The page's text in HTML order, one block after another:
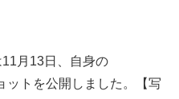
月13日、自身の
ットを公開しました。【写